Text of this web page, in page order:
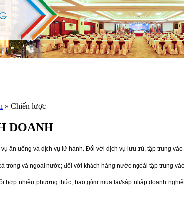
» Chiến lược
DOANH
ăn uống và dịch vụ lữ hành. Đối với dịch vụ lưu trú, tập trung
trong và ngoài nước; đối với khách hàng nước ngoài tập trung
hợp nhiều phương thức, bao gồm mua lại/sáp nhập doanh